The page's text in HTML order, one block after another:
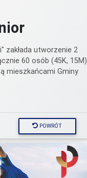
zakłada utworzenie 2
60 osób (45K, 15M)
mieszkańcami Gminy
POWRÓT